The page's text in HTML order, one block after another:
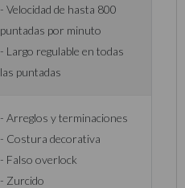
- Velocidad de hasta 800
puntadas por minuto
- Largo regulable en todas
las puntadas
- Arreglos y terminaciones
- Costura decorativa
- Falso overlock
- Zurcido